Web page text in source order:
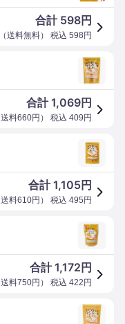
合計 598円
（送料無料） 税込 598 円
合計1,069円
送料660円 ） 税込 409 円
合計1,105円
送料610円 ） 税込 495 円
合計1,172 円
送料750円 ） 税込 422 円